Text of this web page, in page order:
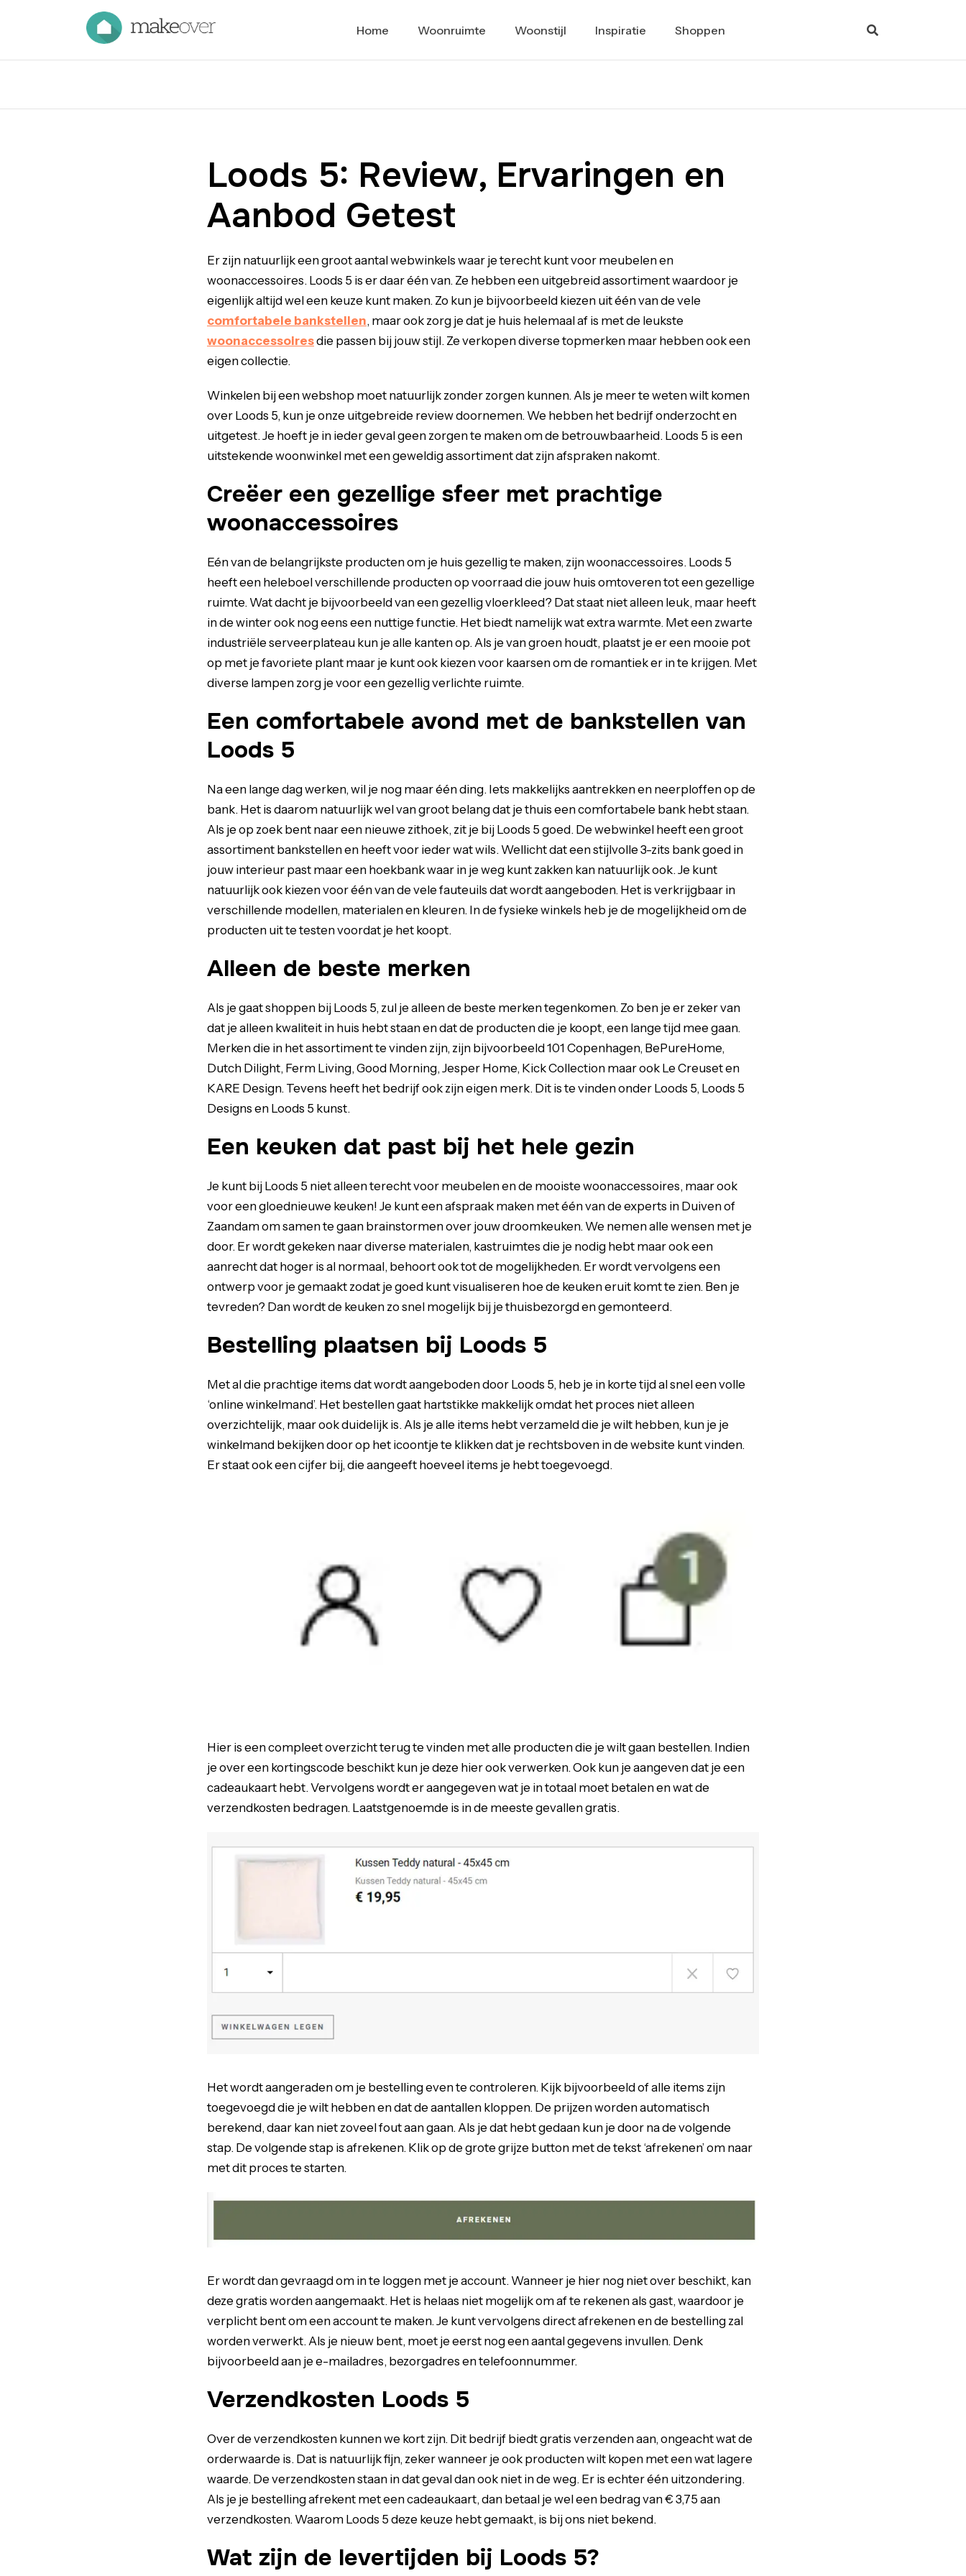
Home Woonruimte Woonstijl Inspiratie Shoppen
Loods 5: Review, Ervaringen en
Aanbod Getest
Er zijn natuurlijk een groot aantal webwinkels waar je terecht kunt voor meubelen en
woonaccessoires. Loods 5 is er daar één van. Ze hebben een uitgebreid assortiment waardoor je
eigenlijk altijd wel een keuze kunt maken. Zo kun je bijvoorbeeld kiezen uit één van de vele
comfortabele bankstellen, maar ook zorg je dat je huis helemaal af is met de leukste
woonaccessoiresdie passen bij jouw stijl. Ze verkopen diverse topmerken maar hebben ook een
eigen collectie.
Winkelen bij een webshop moet natuurlijk zonder zorgen kunnen. Als je meer te weten wilt komen
over Loods 5, kun je onze uitgebreide review doornemen. We hebben het bedrijf onderzocht en
uitgetest. Je hoeft je in ieder geval geen zorgen te maken om de betrouwbaarheid. Loods 5 is een
uitstekende woonwinkel met een geweldig assortiment dat zijn afspraken nakomt.
Creëer een gezellige sfeer met prachtige
woonaccessoires
Eén van de belangrijkste producten om je huis gezellig te maken, zijn woonaccessoires. Loods 5
heeft een heleboel verschillende producten op voorraad die jouw huis omtoveren tot een gezellige
ruimte. Wat dacht je bijvoorbeeld van een gezellig vloerkleed? Dat staat niet alleen leuk, maar heeft
in de winter ook nog eens een nuttige functie. Het biedt namelijk wat extra warmte. Met een zwarte
industriële serveerplateau kun je alle kanten op. Als je van groen houdt, plaatst je er een mooie pot
op met je favoriete plant maar je kunt ook kiezen voor kaarsen om de romantiek er in te krijgen. Met
diverse lampen zorg je voor een gezellig verlichte ruimte.
Een comfortabele avond met de bankstellen van
Loods 5
Na een lange dag werken, wil je nog maar één ding. Iets makkelijks aantrekken en neerploffen op de
bank. Het is daarom natuurlijk wel van groot belang dat je thuis een comfortabele bank hebt staan.
Als je op zoek bent naar een nieuwe zithoek, zit je bij Loods 5 goed. De webwinkel heeft een groot
assortiment bankstellen en heeft voor ieder wat wils. Wellicht dat een stijlvolle 3-zits bank goed in
jouw interieur past maar een hoekbank waar in je weg kunt zakken kan natuurlijk ook. Je kunt
natuurlijk ook kiezen voor één van de vele fauteuils dat wordt aangeboden. Het is verkrijgbaar in
verschillende modellen, materialen en kleuren. In de fysieke winkels heb je de mogelijkheid om de
producten uit te testen voordat je het koopt.
Alleen de beste merken
Als je gaat shoppen bij Loods 5, zul je alleen de beste merken tegenkomen. Zo ben je er zeker van
dat je alleen kwaliteit in huis hebt staan en dat de producten die je koopt, een lange tijd mee gaan.
Merken die in het assortiment te vinden zijn, zijn bijvoorbeeld 101 Copenhagen, BePureHome,
Dutch Dilight, Ferm Living, Good Morning, Jesper Home, Kick Collection maar ook Le Creuset en
KARE Design. Tevens heeft het bedrijf ook zijn eigen merk. Dit is te vinden onder Loods 5, Loods 5
Designs en Loods 5 kunst.
Een keuken dat past bij het hele gezin
Je kunt bij Loods 5 niet alleen terecht voor meubelen en de mooiste woonaccessoires, maar ook
voor een gloednieuwe keuken! Je kunt een afspraak maken met één van de experts in Duiven of
Zaandam om samen te gaan brainstormen over jouw droomkeuken. We nemen alle wensen met je
door. Er wordt gekeken naar diverse materialen, kastruimtes die je nodig hebt maar ook een
aanrecht dat hoger is al normaal, behoort ook tot de mogelijkheden. Er wordt vervolgens een
ontwerp voor je gemaakt zodat je goed kunt visualiseren hoe de keuken eruit komt te zien. Ben je
tevreden? Dan wordt de keuken zo snel mogelijk bij je thuisbezorgd en gemonteerd.
Bestelling plaatsen bij Loods 5
Met al die prachtige items dat wordt aangeboden door Loods 5, heb je in korte tijd al snel een volle
‘online winkelmand’. Het bestellen gaat hartstikke makkelijk omdat het proces niet alleen
overzichtelijk, maar ook duidelijk is. Als je alle items hebt verzameld die je wilt hebben, kun je je
winkelmand bekijken door op het icoontje te klikken dat je rechtsboven in de website kunt vinden.
Er staat ook een cijfer bij, die aangeeft hoeveel items je hebt toegevoegd.
Hier is een compleet overzicht terug te vinden met alle producten die je wilt gaan bestellen. Indien
je over een kortingscode beschikt kun je deze hier ook verwerken. Ook kun je aangeven dat je een
cadeaukaart hebt. Vervolgens wordt er aangegeven wat je in totaal moet betalen en wat de
verzendkosten bedragen. Laatstgenoemde is in de meeste gevallen gratis.
Het wordt aangeraden om je bestelling even te controleren. Kijk bijvoorbeeld of alle items zijn
toegevoegd die je wilt hebben en dat de aantallen kloppen. De prijzen worden automatisch
berekend, daar kan niet zoveel fout aan gaan. Als je dat hebt gedaan kun je door na de volgende
stap. De volgende stap is afrekenen. Klik op de grote grijze button met de tekst ‘afrekenen’ om naar
met dit proces te starten.
Er wordt dan gevraagd om in te loggen met je account. Wanneer je hier nog niet over beschikt, kan
deze gratis worden aangemaakt. Het is helaas niet mogelijk om af te rekenen als gast, waardoor je
verplicht bent om een account te maken. Je kunt vervolgens direct afrekenen en de bestelling zal
worden verwerkt. Als je nieuw bent, moet je eerst nog een aantal gegevens invullen. Denk
bijvoorbeeld aan je e-mailadres, bezorgadres en telefoonnummer.
Verzendkosten Loods 5
Over de verzendkosten kunnen we kort zijn. Dit bedrijf biedt gratis verzenden aan, ongeacht wat de
orderwaarde is. Dat is natuurlijk fijn, zeker wanneer je ook producten wilt kopen met een wat lagere
waarde. De verzendkosten staan in dat geval dan ook niet in de weg. Er is echter één uitzondering.
Als je je bestelling afrekent met een cadeaukaart, dan betaal je wel een bedrag van € 3,75 aan
verzendkosten. Waarom Loods 5 deze keuze hebt gemaakt, is bij ons niet bekend.
Wat zijn de levertijden bij Loods 5?